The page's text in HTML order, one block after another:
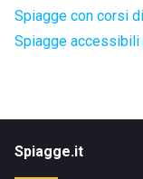
Spiagge con corsi
Spiagge
Spiagge.it